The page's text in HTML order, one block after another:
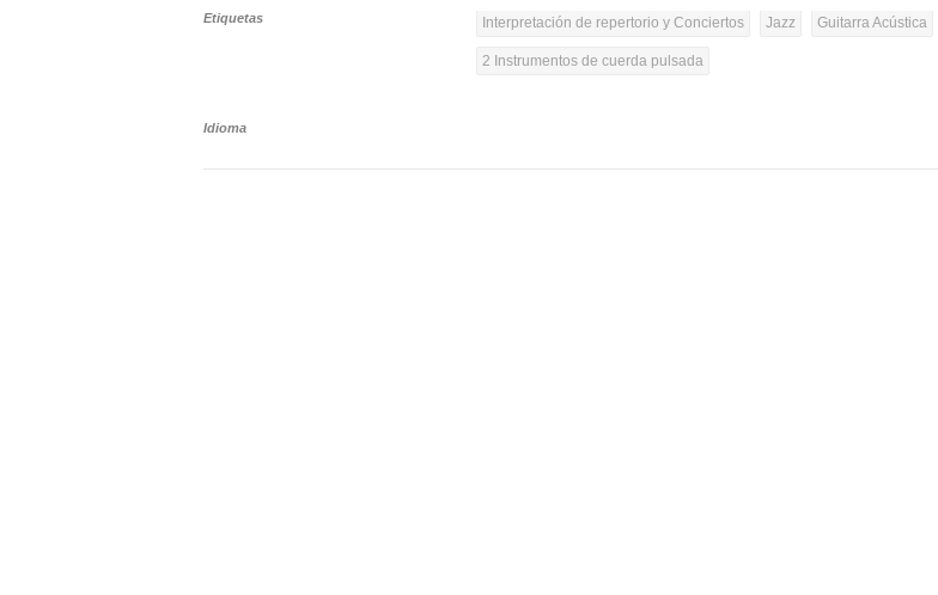
Etiquetas Interpretación de repertorio y Conciertos Jazz Guitarra Acústica
2 Instrumentos de cuerda pulsada
Idioma